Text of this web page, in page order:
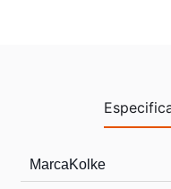
MarcaKolke